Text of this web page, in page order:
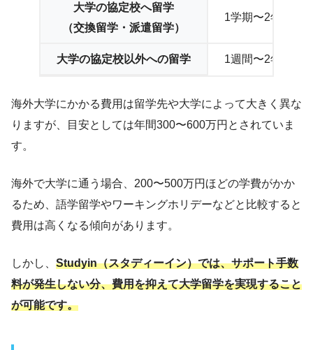
大学の協定校へ留学
（交換留学・派遣留学）
1学期〜2年
大学の協定校以外への留学 1週間〜2年
海外大学にかかる費用は留学先や大学によって大きく異な
りますが、目安としては年間300〜600万円とされていま
す。
海外で大学に通う場合、200〜500万円ほどの学費がかか
るため、語学留学やワーキングホリデーなどと比較すると
費用は高くなる傾向があります。
しかし、 Studyin（スタディーイン）では、サポート手数
料が発生しない分、費用を抑えて大学留学を実現すること
が可能です。